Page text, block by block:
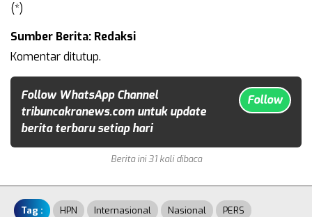
(*)
Sumber Berita: Redaksi
Komentar ditutup.
Follow WhatsApp Channel
tribuncakranews.com untuk update
berita terbaru setiap hari
Follow
Berita ini 31 kali dibaca
Tag : HPN Internasional Nasional PERS